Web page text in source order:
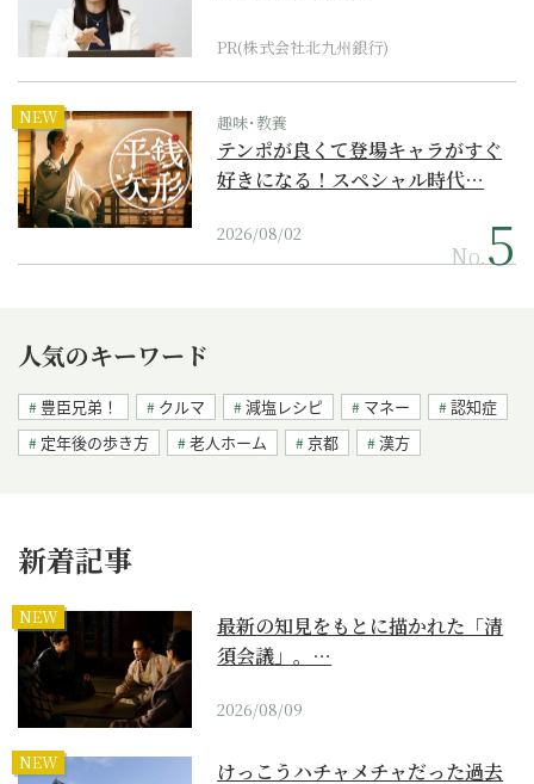
PR(株式会社北九州銀行)
NEW 趣味･教養
テンポが良くて登場キャラがすぐ
好きになる！スペシャル時代…
2026/08/02
No.
人気のキーワード
豊臣兄弟！ クルマ 減塩レシピ マネー
認知症
定年後の歩き方
老人ホーム 京都 漢方
新着記事
NEW
最新の知見をもとに描かれた「清
須会議」。…
2026/08/09
NEW けっこうハチャメチャだった過去